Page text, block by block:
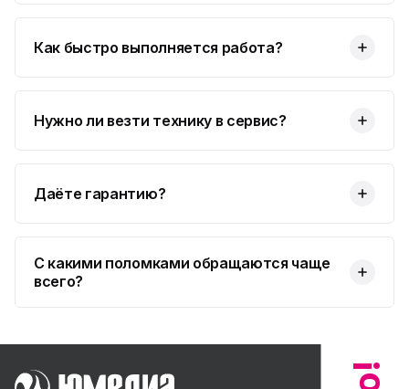
Как быстро выполняется работа?
Нужно ли везти технику в сервис?
Даёте гарантию?
С какими поломками обращаются чаще
всего?